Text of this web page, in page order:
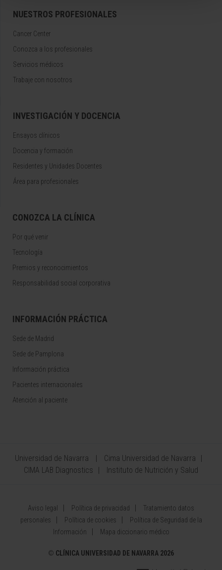
NUESTROS PROFESIONALES
Cancer Center
Conozca a los profesionales
Servicios médicos
Trabaje con nosotros
INVESTIGACIÓN Y DOCENCIA
Ensayos clínicos
Docencia y formación
Residentes y Unidades Docentes
Área para profesionales
CONOZCA LA CLÍNICA
Por qué venir
Tecnología
Premios y reconocimientos
Responsabilidad social corporativa
INFORMACIÓN PRÁCTICA
Sede de Madrid
Sede de Pamplona
Información práctica
Pacientes internacionales
Atención al paciente
Universidad de Navarra
Cima Universidad de Navarra
CIMA LAB Diagnostics
Instituto de Nutrición y Salud
Aviso legal Política de privacidad
Tratamiento datos
personales
Política de cookies
Política de Seguridad de la
Información
Mapa diccionario médico
© CLÍNICA UNIVERSIDAD DE NAVARRA 2026